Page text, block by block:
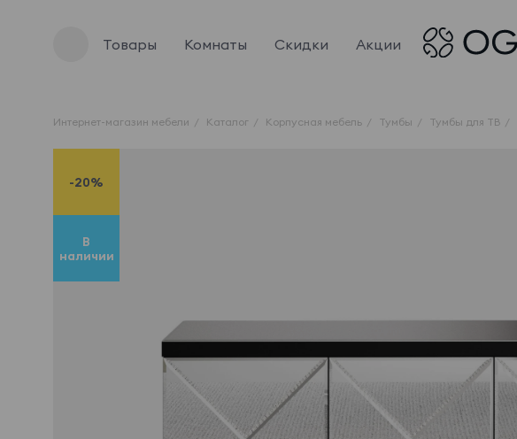
Товары Комнаты Скидки Акции
Интернет-магазин мебели Каталог Корпусная мебель Тумбы Тумбы для ТВ
-20%
В
наличии